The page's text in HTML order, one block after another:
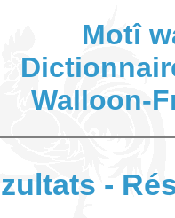
Motî
Walloon-
-